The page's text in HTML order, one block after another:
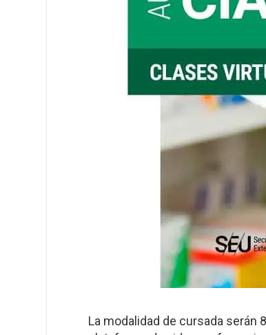
La modalidad de cursada serán